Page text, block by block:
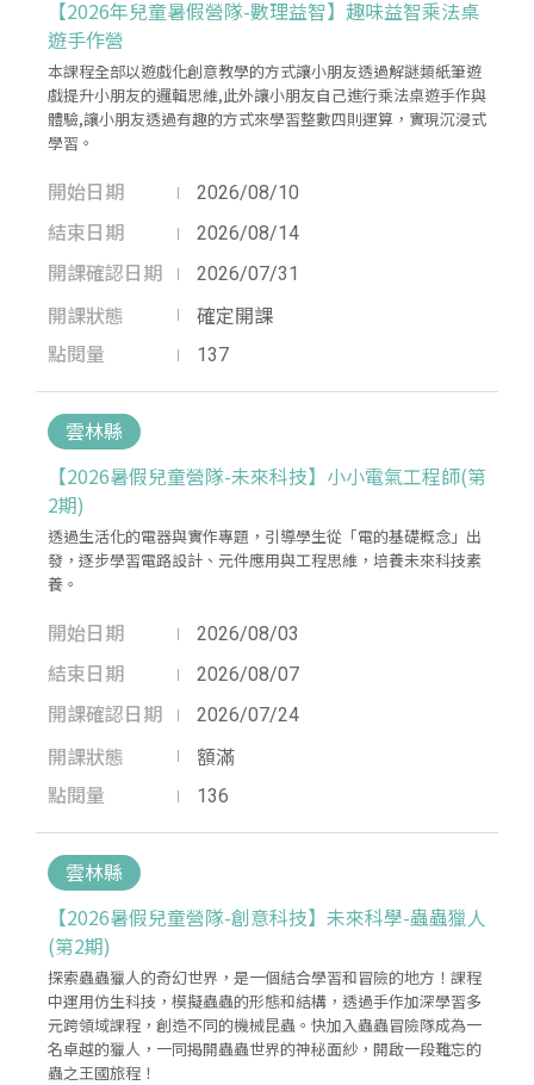
【2026年兒童暑假營隊-數理益智】趣味益智乘法桌
遊手作營
本課程全部以遊戲化創意教學的方式讓小朋友透過解謎類紙筆遊
戲提升小朋友的邏輯思維,此外讓小朋友自己進行乘法桌遊手作與
體驗,讓小朋友透過有趣的方式來學習整數四則運算，實現沉浸式
學習。
開始日期
2026/08/10
結束日期
2026/08/14
開課確認日期
2026/07/31
開課狀態 確定開課
點閱量 137
雲林縣
【2026暑假兒童營隊-未來科技】小小電氣工程師(第
2期)
透過生活化的電器與實作專題，引導學生從「電的基礎概念」出
發，逐步學習電路設計、元件應用與工程思維，培養未來科技素
養。
開始日期
2026/08/03
結束日期
2026/08/07
開課確認日期
2026/07/24
開課狀態 額滿
點閱量 136
雲林縣
【2026暑假兒童營隊-創意科技】未來科學-蟲蟲獵人
(第2期)
探索蟲蟲獵人的奇幻世界，是一個結合學習和冒險的地方！課程
中運用仿生科技，模擬蟲蟲的形態和結構，透過手作加深學習多
元跨領域課程，創造不同的機械昆蟲。快加入蟲蟲冒險隊成為一
名卓越的獵人，一同揭開蟲蟲世界的神秘面紗，開啟一段難忘的
蟲之王國旅程！